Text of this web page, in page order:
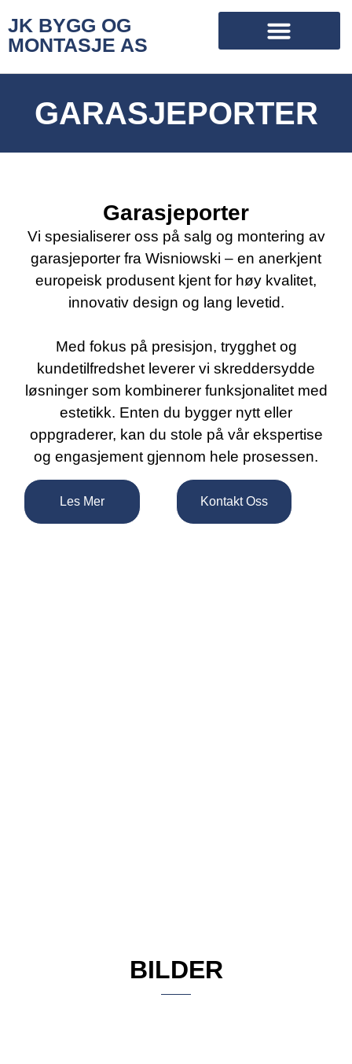
JK BYGG OG
MONTASJE AS
GARASJEPORTER
Garasjeporter
Vi spesialiserer oss på salg og montering av
garasjeporter fra Wisniowski – en anerkjent
europeisk produsent kjent for høy kvalitet,
innovativ design og lang levetid.
Med fokus på presisjon, trygghet og
kundetilfredshet leverer vi skreddersydde
løsninger som kombinerer funksjonalitet med
estetikk. Enten du bygger nytt eller
oppgraderer, kan du stole på vår ekspertise
og engasjement gjennom hele prosessen.
Les Mer Kontakt Oss
BILDER